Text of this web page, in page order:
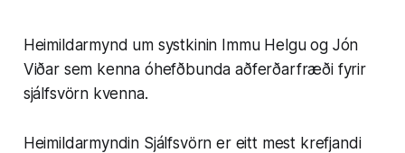
Heimildarmynd um systkinin Immu Helgu og Jón
Viðar sem kenna óhefðbunda aðferðarfræði fyrir
sjálfsvörn kvenna.
Heimildarmyndin Sjálfsvörn er eitt mest krefjandi